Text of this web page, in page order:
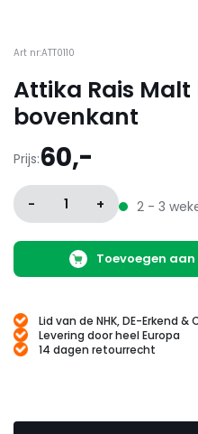
Art nr:ATT0110
Attika Rais Malt
bovenkant
Prijs:60,-
- 1 + 2 - 3
Toevoegen
Lid van de NHK, DE-Erkend &
Levering door heel Europa
14 dagen retourrecht